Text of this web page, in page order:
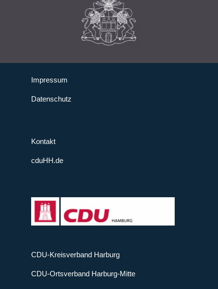
Impressum
Datenschutz
Kontakt
cduHH.de
CDU-Kreisverband Harburg
CDU-Ortsverband Harburg-Mitte